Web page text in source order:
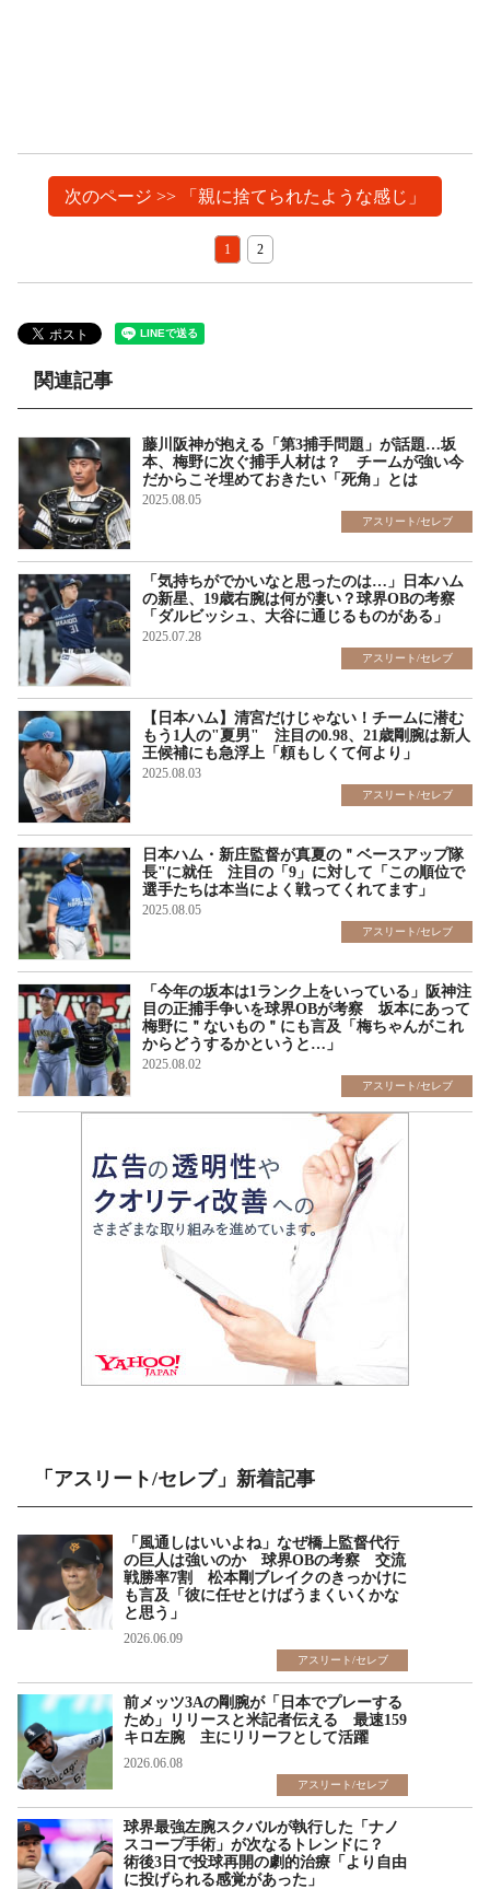
次のページ >> 「親に捨てられたような感じ」
1 2
関連記事
藤川阪神が抱える「第3捕手問題」が話題…坂
本、梅野に次ぐ捕手人材は？ チームが強い今
だからこそ埋めておきたい「死角」とは
2025.08.05
アスリート/セレブ
「気持ちがでかいなと思ったのは…」日本ハム
の新星、19歳右腕は何が凄い？球界OBの考察
「ダルビッシュ、大谷に通じるものがある」
2025.07.28
アスリート/セレブ
【日本ハム】清宮だけじゃない！チームに潜む
もう1人の"夏男" 注目の0.98、21歳剛腕は新人
王候補にも急浮上「頼もしくて何より」
2025.08.03
アスリート/セレブ
日本ハム・新庄監督が真夏の＂ベースアップ隊
長"に就任 注目の「9」に対して「この順位で
選手たちは本当によく戦ってくれてます」
2025.08.05
アスリート/セレブ
「今年の坂本は1ランク上をいっている」阪神注
目の正捕手争いを球界OBが考察 坂本にあって
梅野に＂ないもの＂にも言及「梅ちゃんがこれ
からどうするかというと…」
2025.08.02
アスリート/セレブ
「アスリート/セレブ」新着記事
「風通しはいいよね」なぜ橋上監督代行
の巨人は強いのか 球界OBの考察 交流
戦勝率7割 松本剛ブレイクのきっかけに
も言及「彼に任せとけばうまくいくかな
と思う」
2026.06.09
アスリート/セレブ
前メッツ3Aの剛腕が「日本でプレーする
ため」リリースと米記者伝える 最速159
キロ左腕 主にリリーフとして活躍
2026.06.08
アスリート/セレブ
球界最強左腕スクバルが執行した「ナノ
スコープ手術」が次なるトレンドに？
術後3日で投球再開の劇的治療「より自由
に投げられる感覚があった」